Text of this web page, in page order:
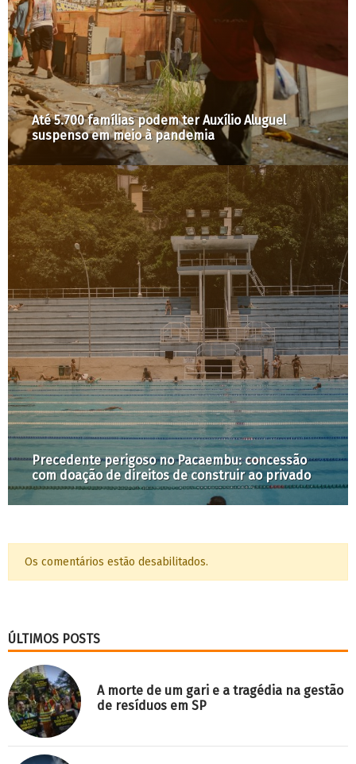
Até 5.700 famílias podem ter Auxílio Aluguel
suspenso em meio à pandemia
Precedente perigoso no Pacaembu: concessão
com doação de direitos de construir ao privado
Os comentários estão desabilitados.
ÚLTIMOS POSTS
A morte de um gari e a tragédia na gestão
de resíduos em SP